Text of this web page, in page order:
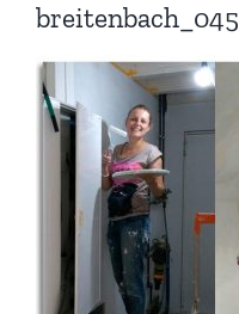
breitenbach_045